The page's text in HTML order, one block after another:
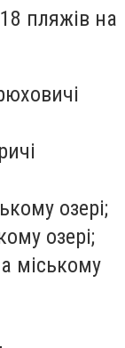
пляжів на
озері;
озері;
міському